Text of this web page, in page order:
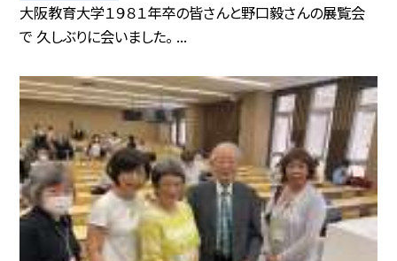
大阪教育大学１９８１年卒の皆さんと野口毅さんの展覧会
で 久しぶりに会いました。 ...